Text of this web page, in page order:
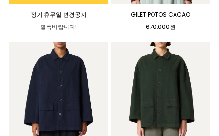
정기 휴무일 변경공지
필독바랍니다!
GILET POTOS CACAO
670,000원